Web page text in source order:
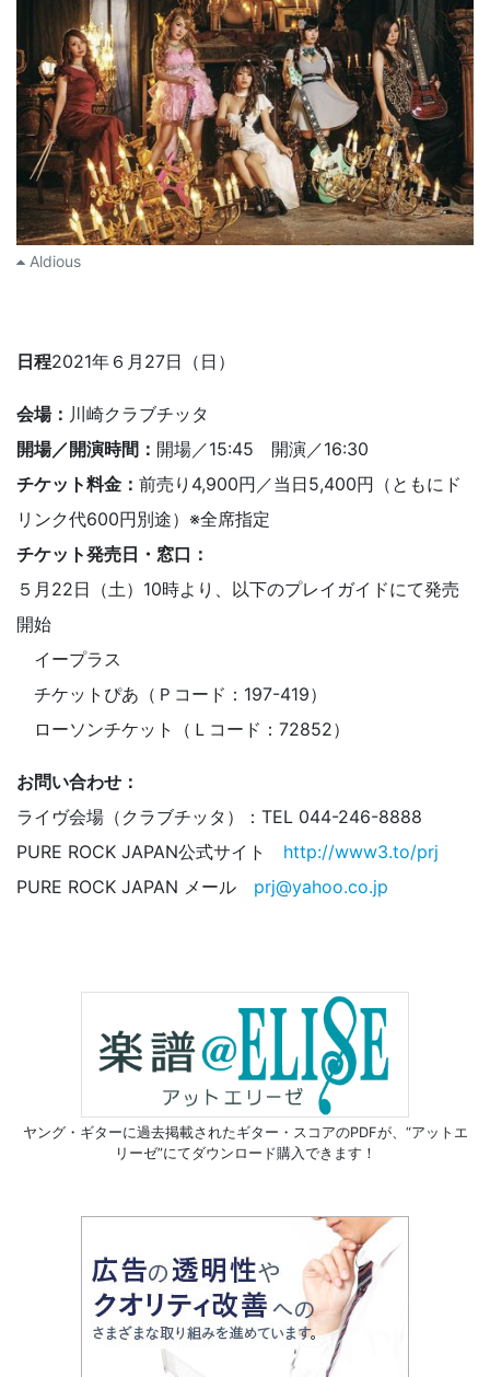
Aldious
日程2021年６月27日（日）
会場： 川崎クラブチッタ
開場／開演時間： 開場／15:45 開演／16:30
チケット料金： 前売り4,900円／当日5,400円（ともにド
リンク代600円別途）※全席指定
チケット発売日・窓口：
５月22日（土）10時より、以下のプレイガイドにて発売
開始
イープラス
チケットぴあ（Ｐコード：197-419）
ローソンチケット（Ｌコード：72852）
お問い合わせ：
ライヴ会場（クラブチッタ）：TEL 044-246-8888
PURE ROCK JAPAN公式サイト http://www3.to/prj
PURE ROCK JAPAN メール prj@yahoo.co.jp
ヤング・ギターに過去掲載されたギター・スコアのPDFが、 “アットエ
リーゼ”にてダウンロード購入できます！